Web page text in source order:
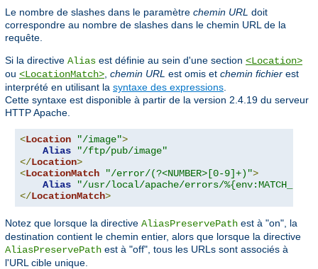
Le nombre de slashes dans le paramètre chemin URL doit
correspondre au nombre de slashes dans le chemin URL de la
requête.
Si la directive Alias est définie au sein d'une section <Location>
ou <LocationMatch> chemin URL est omis et chemin fichier est
interprété en utilisant la syntaxe des expressions
Cette syntaxe est disponible à partir de la version 2.4.19 du serveur
HTTP Apache.
<Location "/image">
Alias
"/ftp/pub/image"
</Location>
<LocationMatch "/error/(?<NUMBER>[0-9]+)">
Alias
"/usr/local/apache/errors/
</LocationMatch>
Notez que lorsque la directive AliasPreservePath est à "on", la
destination contient le chemin entier, alors que lorsque la directive
AliasPreservePath est à "off", tous les URLs sont associés à
l'URL cible unique.